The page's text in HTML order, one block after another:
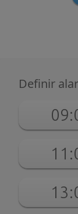
Definir